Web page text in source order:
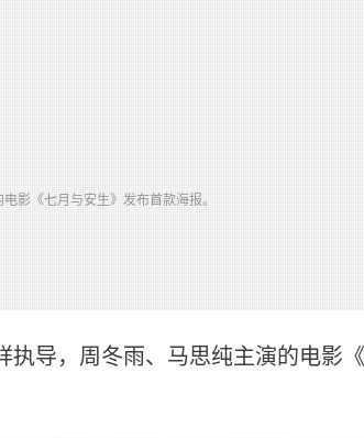
影《七月与安生》发布首款海报。
导，周冬雨、马思纯主演的电影